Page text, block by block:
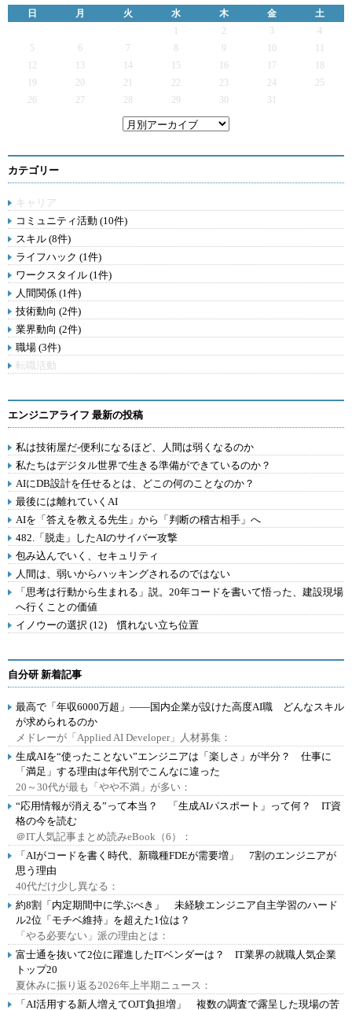
日 月 火 水 木 金
土
2 3
4
5
6 7 9
12
13 14 15 16 17
19
20 21 22 23 24
25
26
27 28 29 30 31
カテゴリー
キャリア
コミュニティ活動 (10件)
スキル (8件)
ライフハック (1件)
ワークスタイル (1件)
人間関係 (1件)
技術動向 (2件)
業界動向 (2件)
職場 (3件)
転職活動
エンジニアライフ 最新の投稿
私は技術屋だ-便利になるほど、人間は弱くなるのか
私たちはデジタル世界で生きる準備ができているのか？
AIにDB設計を任せるとは、どこの何のことなのか？
最後には離れていくAI
AIを「答えを教える先生」から「判断の稽古相手」へ
482.「脱走」したAIのサイバー攻撃
包み込んでいく、セキュリティ
人間は、弱いからハッキングされるのではない
「思考は行動から生まれる」説。20年コードを書いて悟った、建設現場
へ行くことの価値
イノウーの選択 (12) 慣れない立ち位置
自分研 新着記事
最高で「年収6000万超」――国内企業が設けた高度AI職 どんなスキル
が求められるのか
メドレーが「Applied AI Developer」人材募集：
生成AIを“使ったことない”エンジニアは「楽しさ」が半分？ 仕事に
「満足」する理由は年代別でこんなに違った
20～30代が最も「やや不満」が多い：
“応用情報が消える”って本当？ 「生成AIパスポート」って何？ IT資
格の今を読む
＠IT人気記事まとめ読みeBook（6）：
「AIがコードを書く時代、新職種FDEが需要増」 7割のエンジニアが
思う理由
40代だけ少し異なる：
約8割「内定期間中に学ぶべき」 未経験エンジニア自主学習のハード
ル2位「モチベ維持」を超えた1位は？
「やる必要ない」派の理由とは：
富士通を抜いて2位に躍進したITベンダーは？ IT業界の就職人気企業
トップ20
夏休みに振り返る2026年上半期ニュース：
「AI活用する新人増えてOJT負担増」 複数の調査で露呈した現場の苦